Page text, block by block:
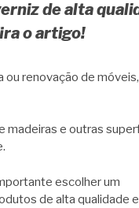
de alta
o artigo!
renovação de
madeiras e outras
escolher um
de alta qualidade e